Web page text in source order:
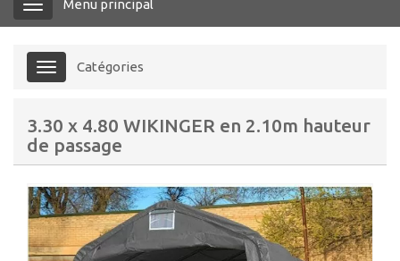
Menu Menu principal
Menu Catégories
3.30 x 4.80 WIKINGER en 2.10m hauteur
de passage